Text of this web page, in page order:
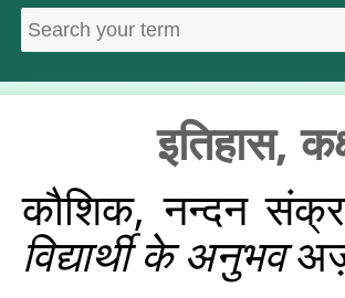
इतिहास,
कौशिक, नन्दन
विद्यार्थी के अनुभव